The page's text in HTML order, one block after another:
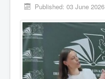
Published: 03 June 2026